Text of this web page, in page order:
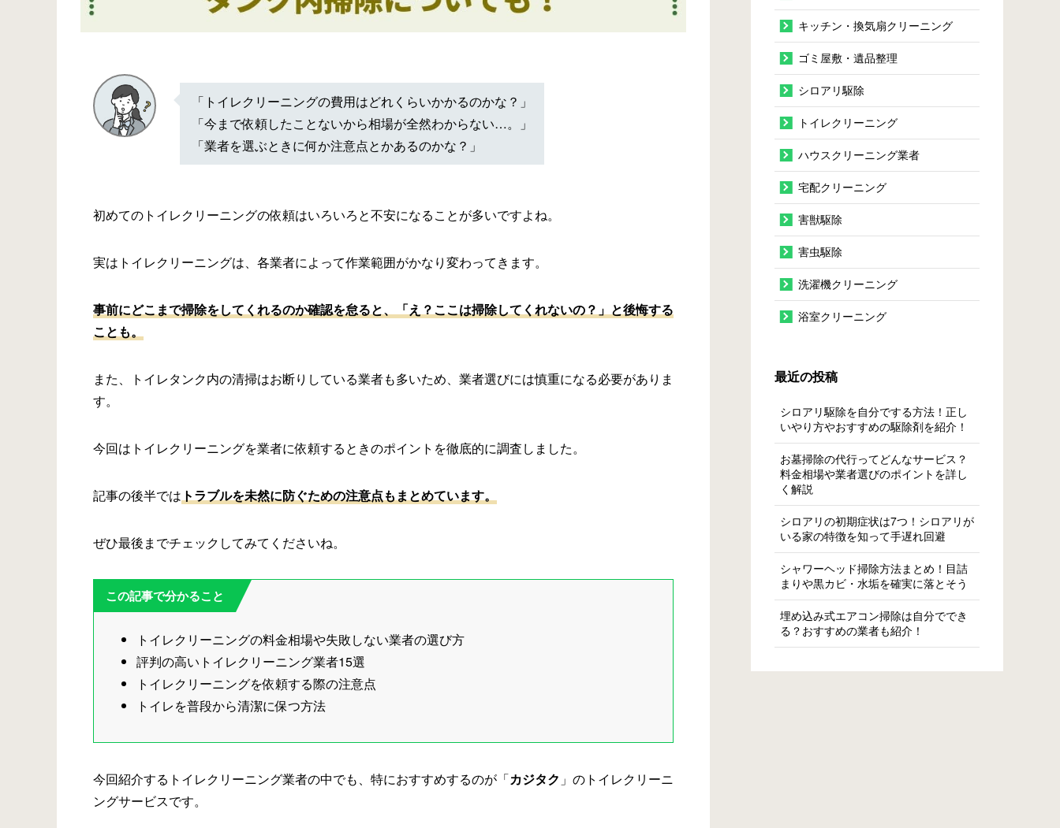
「トイレクリーニングの費用はどれくらいかかるのかな？」
「今まで依頼したことないから相場が全然わからない…。」
「業者を選ぶときに何か注意点とかあるのかな？」
初めてのトイレクリーニングの依頼はいろいろと不安になることが多いですよね。
実はトイレクリーニングは、各業者によって作業範囲がかなり変わってきます。
事前にどこまで掃除をしてくれるのか確認を怠ると、「え？ここは掃除してくれないの？」と後悔する
ことも。
また、トイレタンク内の清掃はお断りしている業者も多いため、業者選びには慎重になる必要がありま
す。
今回はトイレクリーニングを業者に依頼するときのポイントを徹底的に調査しました。
記事の後半では トラブルを未然に防ぐための注意点もまとめています。
ぜひ最後までチェックしてみてくださいね。
この記事で分かること
トイレクリーニングの料金相場や失敗しない業者の選び方
評判の高いトイレクリーニング業者15選
トイレクリーニングを依頼する際の注意点
トイレを普段から清潔に保つ方法
今回紹介するトイレクリーニング業者の中でも、特におすすめするのが「カジタク 」のトイレクリーニ
ングサービスです。
キッチン・換気扇クリーニング
ゴミ屋敷・遺品整理
シロアリ駆除
トイレクリーニング
ハウスクリーニング業者
宅配クリーニング
害獣駆除
害虫駆除
洗濯機クリーニング
浴室クリーニング
最近の投稿
シロアリ駆除を自分でする方法！正し
いやり方やおすすめの駆除剤を紹介！
お墓掃除の代行ってどんなサービス？
料金相場や業者選びのポイントを詳し
く解説
シロアリの初期症状は7つ！シロアリが
いる家の特徴を知って手遅れ回避
シャワーヘッド掃除方法まとめ！目詰
まりや黒カビ・水垢を確実に落とそう
埋め込み式エアコン掃除は自分ででき
る？おすすめの業者も紹介！